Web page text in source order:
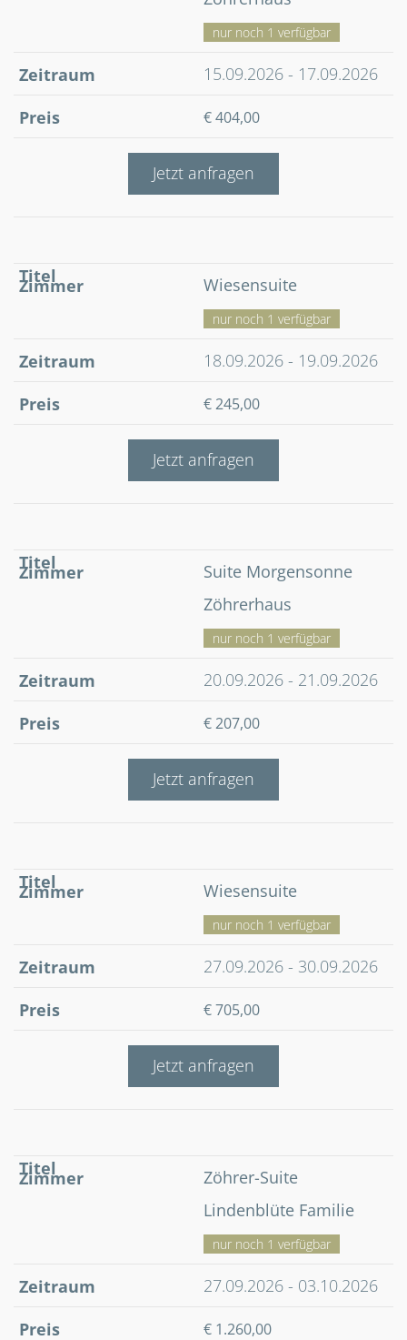
nur noch 1 verfügbar
15.09.2026 - 17.09.2026
€ 404,00
Jetzt anfragen
Wiesensuite
nur noch 1 verfügbar
18.09.2026 - 19.09.2026
€ 245,00
Jetzt anfragen
Suite Morgensonne
Zöhrerhaus
nur noch 1 verfügbar
20.09.2026 - 21.09.2026
€ 207,00
Jetzt anfragen
Wiesensuite
nur noch 1 verfügbar
27.09.2026 - 30.09.2026
€ 705,00
Jetzt anfragen
Zöhrer-Suite
Lindenblüte Familie
nur noch 1 verfügbar
27.09.2026 - 03.10.2026
€ 1.260,00